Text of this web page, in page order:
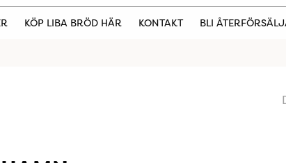
KÖP LIBA BRÖD HÄR KONTAKT BLI